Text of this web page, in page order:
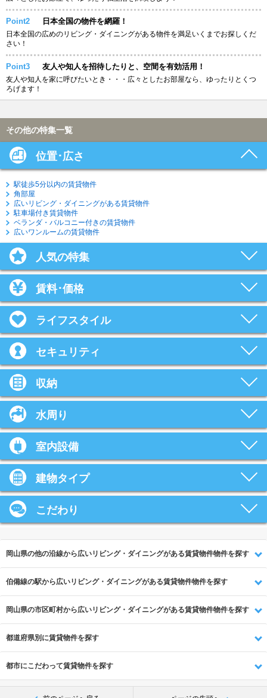
Point2 日本全国の物件を網羅！
日本全国の広めのリビング・ダイニングがある物件を満足いくまでお探しくだ
さい！
Point3 友人や知人を招待したりと、空間を有効活用！
友人や知人を家に呼びたいとき・・・広々としたお部屋なら、ゆったりとくつ
ろげます！
その他の特集一覧
位置･広さ
駅徒歩5分以内の賃貸物件
角部屋
広いリビング・ダイニングがある賃貸物件
駐車場付き賃貸物件
ベランダ・バルコニー付きの賃貸物件
広いワンルームの賃貸物件
人気の特集
賃料･価格
ライフスタイル
セキュリティ
収納
水周り
室内設備
建物タイプ
こだわり
岡山県の他の沿線から広いリビング・ダイニングがある賃貸物件物件を探す
伯備線の駅から広いリビング・ダイニングがある賃貸物件物件を探す
岡山県の市区町村から広いリビング・ダイニングがある賃貸物件物件を探す
都道府県別に賃貸物件を探す
都市にこだわって賃貸物件を探す